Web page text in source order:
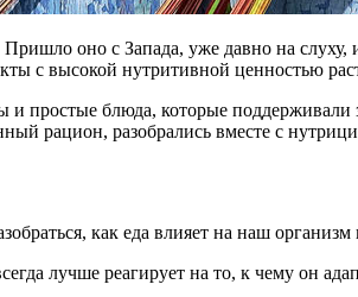
оно с Запада, уже давно на
с высокой нутритивной ценностью
простые блюда, которые
рацион, разобрались вместе с
как еда влияет на наш
лучше реагирует на то, к чему он